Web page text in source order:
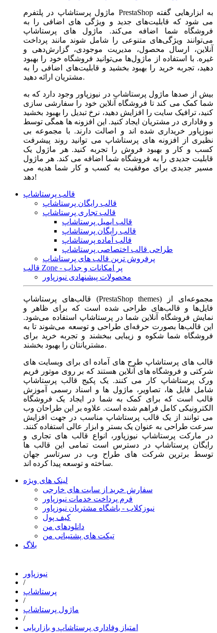
ماژول‌ پرستاشاپ در پلتفرم PrestaShop به ابزارهایی گفته
می شود که قابلیت‌های جدید و ویژگی های اضافی را به
فروشگاه شما اضافه می‌کند. ماژول های پرستاشاپ
می‌توانند ویژگی‌های متنوعی را شامل شوند مانند پرداخت
آنلاین، ارسال محصول، مدیریت موجودی، گزارش‌دهی و
غیره. با استفاده از ماژول‌ها می‌توانید فروشگاه خود را بهبود
دهید، تجربه خرید را بهبود بخشید و قابلیت‌های اضافی را به
مشتریان ارائه دهید.
بیش از صدها ماژول پرستاشاپ در نیوزپاور وجود دارد که به
شما کمک می کند تا فروشگاه آنلاین خود را سفارشی سازی
کنید، ترافیک سایت را افزایش دهید، نرخ تبدیل را بهبود بخشید
و وفاداری در مشتریان ایجاد کنید. این افزونه ها همگی توسط
نیوزپاور خریداری شده اند و اصالت دارند. با مجموعه بی
نظیری از افزونه های پرستاشاپ می توانید روند پیشرفت
کسب و کار و بهبود فروش را تجربه کنید. هر ماژول یک
قابلیت جدیدی را به فروشگاه شما اضافه می کند. هر ماژول
مسیر جدیدی برای موفقیت به کسب و کار شما هدیه می
دهد!
قالب پرستاشاپ
قالب رایگان پرستاشاپ
قالب تجاری پرستاشاپ
قالب ایمیل پرستاشاپ
قالب رایگان پرستاشاپ
قالب آماده پرستاشاپ
طراحی قالب اختصاصی پرستاشاپ
پرفروش ترین قالب های پرستاشاپ
قالب Zone - پر امکانات و جذاب
محصولات پیشنهادی نیوزپاور
قالب‌های پرستاشاپ (PrestaShop themes) مجموعه‌ای از
فایل‌ها و قالب‌های طراحی شده است که برای ظاهر و
نمایش فروشگاه آنلاین شما در پرستاشاپ استفاده می‌شود.
این قالب‌ها بصورت حرفه‌ای طراحی و توسعه می‌شوند تا به
فروشگاه شما شکوه و زیبایی ببخشند و تجربه خرید برای
مشتریانتان را بهبود بخشند.
قالب های پرستاشاپ طرح های آماده ای برای وبسایت های
شرکتی و فروشگاه های آنلاین هستند که بر روی موتور فریم
ورک پرستاشاپ کار می کنند. یک پکیج قالب پرستاشاپ
شامل فایل ها، تصاویر، ماژول ها و اسناد رسمی آموزش
قالب است که برای کمک به شما در ایجاد یک فروشگاه
الکترونیکی کامل فراهم شده است. علاوه بر این طراحان وب
می توانند از یک قالب پرستاشاپ مناسب در جهت افزایش
سرعت طراحی به عنوان یک بستر و ابزار عالی استفاده کنند.
در مارکت پرستاشاپ نیوزپاور، انواع قالب های تجاری و
رایگان پرستاشاپ در دسترس است تمامی این قالب ها
توسط برترین شرکت های طراح وب در سرتاسر جهان
ساخته و توسعه پیدا کرده اند.
لینک های ویژه
سفارش خرید از سایت های خارجی
فرم پرداخت خدمات نیوزپاور
نیوزکلاب - باشگاه مشتریان نیوزپاور
کیف پول
دانلودهای من
تیکت های پشتیبانی من
بلاگ
نیوزپاور
/
پرستاشاپ
/
ماژول پرستاشاپ
/
امتیاز وفاداری پرستاشاپ و بازاریابی